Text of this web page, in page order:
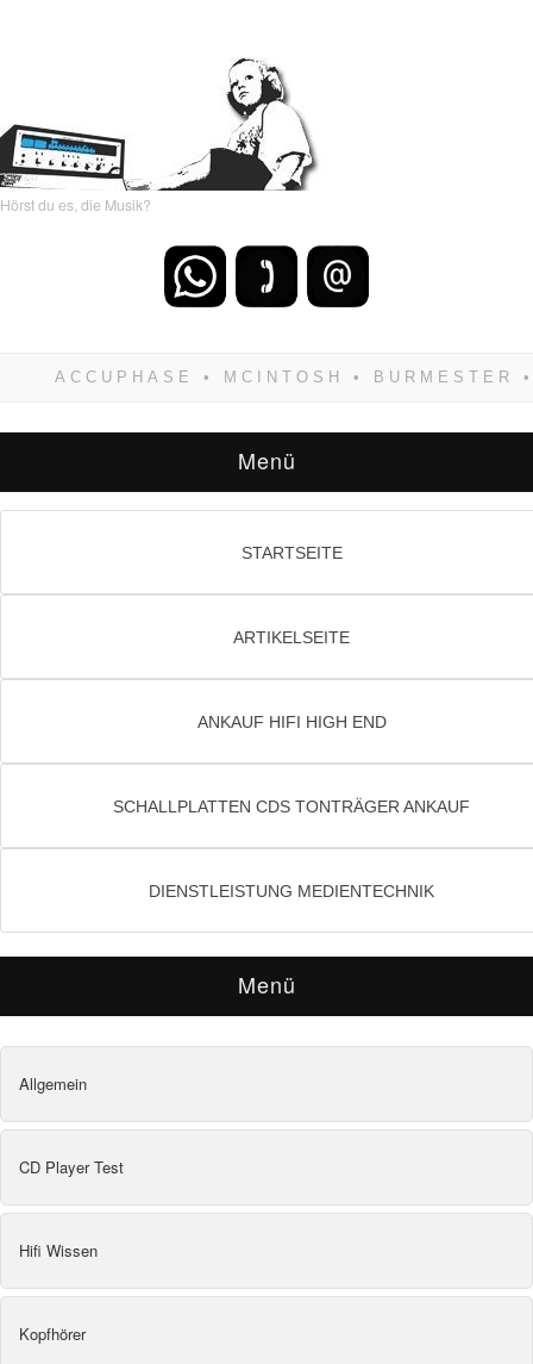
Hörst du es, die Musik?
zwangsläufig siegen! Und noch was: Hifi
Menü
STARTSEITE
ARTIKELSEITE
ANKAUF HIFI HIGH END
SCHALLPLATTEN CDS TONTRÄGER ANKAUF
DIENSTLEISTUNG MEDIENTECHNIK
Menü
Allgemein
CD Player Test
Hifi Wissen
Kopfhörer